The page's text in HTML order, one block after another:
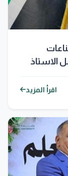
الاستاذ
اقرأ المزيد